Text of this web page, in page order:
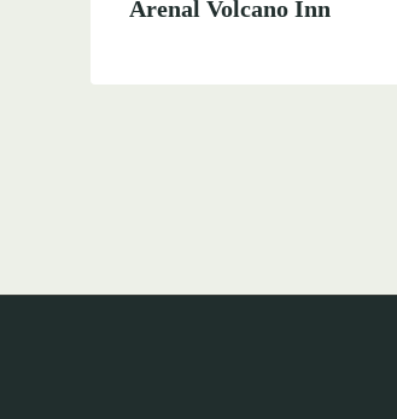
Arenal Volcano Inn